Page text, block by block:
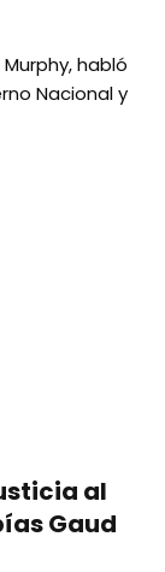
habló
Nacional y
al
Gaud